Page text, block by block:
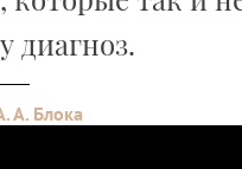
диагноз.
А. Блока